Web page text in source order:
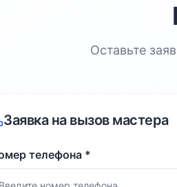
Оставьте
Заявка на вызов мастера
телефона *